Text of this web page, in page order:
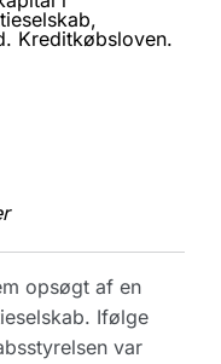
Kreditkøbsloven.
opsøgt af en
Ifølge
var